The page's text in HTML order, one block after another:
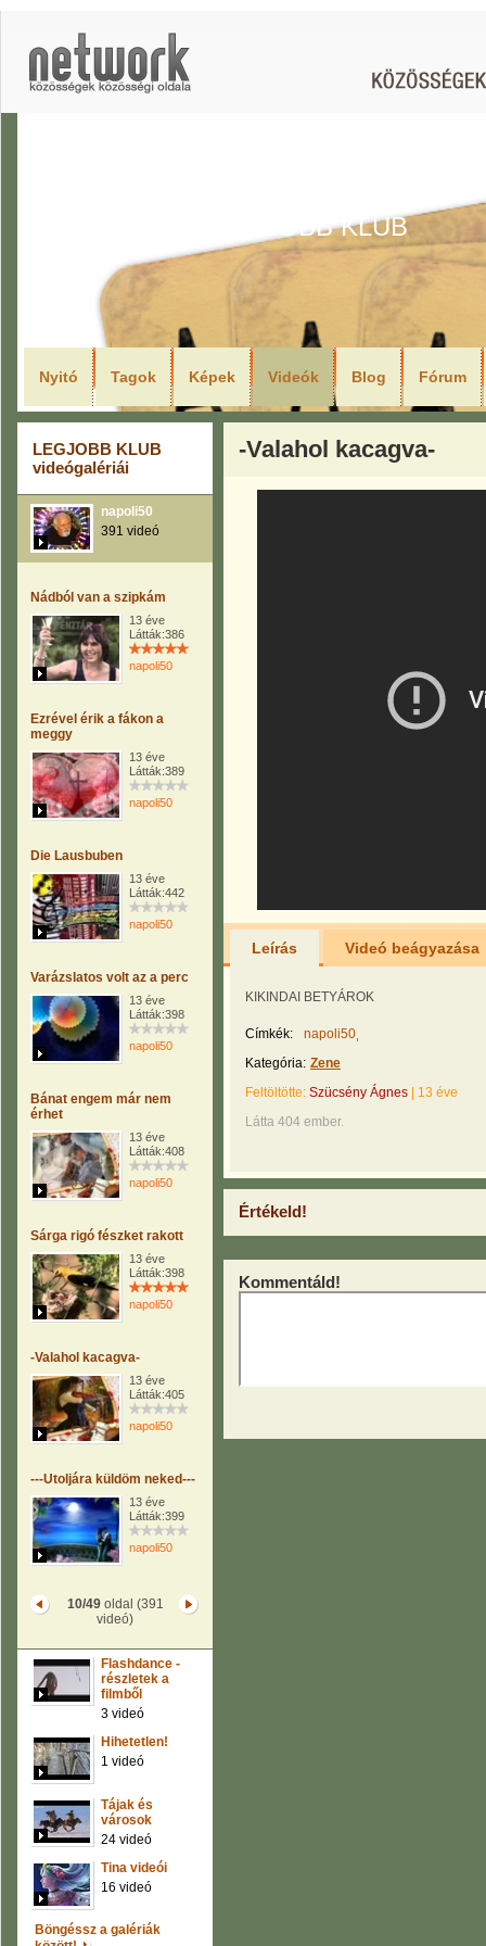
LEGJOBB KLUB
Nyitó Tagok Képek Videók Blog Fórum
LEGJOBB KLUB
videógalériái
napoli50
391 videó
Nádból van a szipkám
13 éve
Látták:386
napoli50
Ezrével érik a fákon a
meggy
13 éve
Látták:389
napoli50
Die Lausbuben
13 éve
Látták:442
napoli50
Varázslatos volt az a perc
13 éve
Látták:398
napoli50
Bánat engem már nem
érhet
13 éve
Látták:408
napoli50
Sárga rigó fészket rakott
13 éve
Látták:398
napoli50
-Valahol kacagva-
13 éve
Látták:405
napoli50
---Utoljára küldöm neked---
13 éve
Látták:399
napoli50
10/49oldal (391
videó)
Flashdance -
részletek a
filmből
3 videó
Hihetetlen!
1 videó
Tájak és
városok
24 videó
Tina videói
16 videó
Böngéssz a galériák
-Valahol kacagva-
Leírás Videó beágyazása
KIKINDAI BETYÁROK
Címkék:
napoli50
Kategória: Zene
Feltöltötte: Szücsény Ágnes
13 éve
Látta 404 ember.
Értékeld!
Kommentáld!